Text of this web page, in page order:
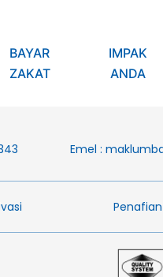
BAYAR
ZAKAT
IMPAK
ANDA
Emel :
Penafian​